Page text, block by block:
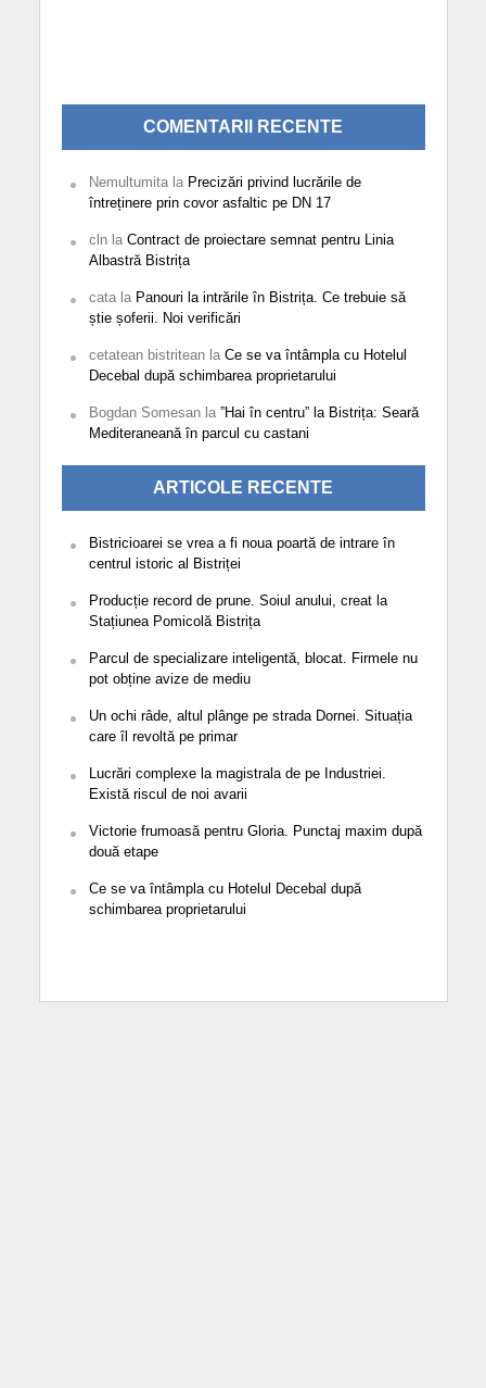
COMENTARII RECENTE
Nemultumitala Precizări privind lucrările de
întreținere prin covor asfaltic pe DN 17
clnla Contract de proiectare semnat pentru Linia
Albastră Bistrița
catala Panouri la intrările în Bistrița. Ce trebuie să
știe șoferii. Noi verificări
cetatean bistriteanla Ce se va întâmpla cu Hotelul
Decebal după schimbarea proprietarului
Bogdan Somesanla ”Hai în centru” la Bistrița: Seară
Mediteraneană în parcul cu castani
ARTICOLE RECENTE
Bistricioarei se vrea a fi noua poartă de intrare în
centrul istoric al Bistriței
Producție record de prune. Soiul anului, creat la
Stațiunea Pomicolă Bistrița
Parcul de specializare inteligentă, blocat. Firmele nu
pot obține avize de mediu
Un ochi râde, altul plânge pe strada Dornei. Situația
care îl revoltă pe primar
Lucrări complexe la magistrala de pe Industriei.
Există riscul de noi avarii
Victorie frumoasă pentru Gloria. Punctaj maxim după
două etape
Ce se va întâmpla cu Hotelul Decebal după
schimbarea proprietarului